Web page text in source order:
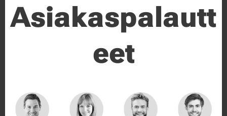
Asiakaspalautt
eet